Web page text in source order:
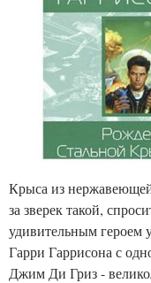
Крыса из
за зверек такой,
удивительным героем
Гарри Гаррисона с
Джим Ди Гриз -